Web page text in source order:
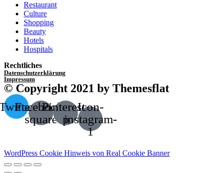
Restaurant
Culture
Shopping
Beauty
Hotels
Hospitals
Rechtliches
Datenschutzerklärung
Impressum
© Copyright 2021 by Themesflat
Facebook-
square
Pinterest-
p
Icon-
instagram-
1
WordPress Cookie Hinweis von Real Cookie Banner